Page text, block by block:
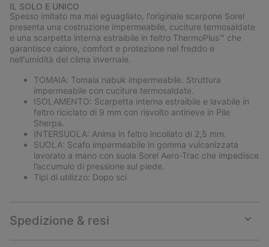
section
IL SOLO E UNICO
Spesso imitato ma mai eguagliato, l'originale scarpone Sorel
presenta una costruzione impermeabile, cuciture termosaldate
e una scarpetta interna estraibile in feltro ThermoPlus™ che
garantisce calore, comfort e protezione nel freddo e
nell'umidità del clima invernale.
TOMAIA: Tomaia nabuk impermeabile. Struttura
impermeabile con cuciture termosaldate.
ISOLAMENTO: Scarpetta interna estraibile e lavabile in
feltro riciclato di 9 mm con risvolto antineve in Pile
Sherpa.
INTERSUOLA: Anima in feltro incollato di 2,5 mm.
SUOLA: Scafo impermeabile in gomma vulcanizzata
lavorato a mano con suola Sorel Aero-Trac che impedisce
l’accumulo di pressione sul piede.
Tipi di utilizzo: Dopo sci
Spedizione & resi
or